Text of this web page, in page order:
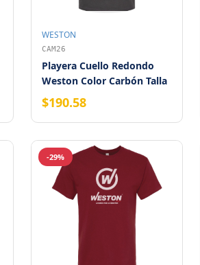
WESTON
CAM26
Playera Cuello Redondo
Weston Color Carbón Talla
G
$190.58
-29%